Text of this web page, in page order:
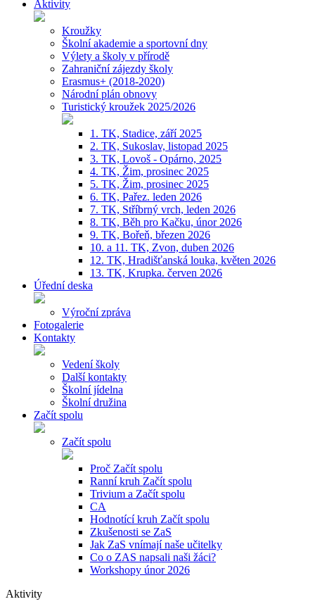
Aktivity
Kroužky
Školní akademie a sportovní dny
Výlety a školy v přírodě
Zahraniční zájezdy školy
Erasmus+ (2018-2020)
Národní plán obnovy
Turistický kroužek 2025/2026
1. TK, Stadice, září 2025
2. TK, Sukoslav, listopad 2025
3. TK, Lovoš - Opárno, 2025
4. TK, Žim, prosinec 2025
5. TK, Žim, prosinec 2025
6. TK, Pařez. leden 2026
7. TK, Stříbrný vrch, leden 2026
8. TK, Běh pro Kačku, únor 2026
9. TK, Bořeň, březen 2026
10. a 11. TK, Zvon, duben 2026
12. TK, Hradišťanská louka, květen 2026
13. TK, Krupka. červen 2026
Úřední deska
Výroční zpráva
Fotogalerie
Kontakty
Vedení školy
Další kontakty
Školní jídelna
Školní družina
Začít spolu
Začít spolu
Proč Začít spolu
Ranní kruh Začít spolu
Trivium a Začít spolu
CA
Hodnotící kruh Začít spolu
Zkušenosti se ZaS
Jak ZaS vnímají naše učitelky
Co o ZAS napsali naši žáci?
Workshopy únor 2026
Aktivity